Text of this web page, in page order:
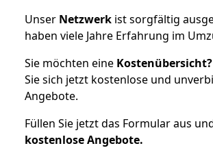
Unser Netzwerk ist sorgfältig
haben viele Jahre Erfahrung im
Sie möchten eine Kostenübersicht?
Sie sich jetzt kostenlose und
Angebote.
Füllen Sie jetzt das Formular aus
kostenloseAngebote.